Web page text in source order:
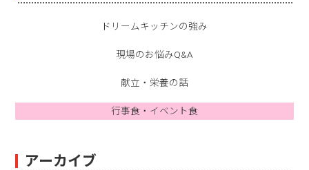
ドリームキッチンの強み
現場のお悩みQ&A
献立・栄養の話
行事食・イベント食
アーカイブ